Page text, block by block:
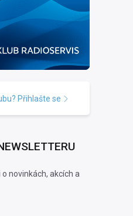
Přihlašte se
novinkách, akcích a